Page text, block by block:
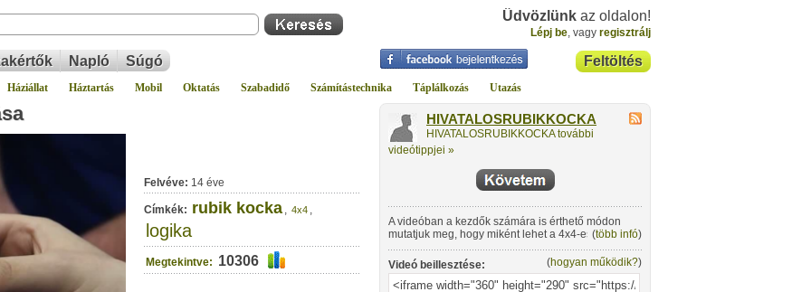
Üdvözlünk az oldalon!
Lépj be, vagy regisztrálj
Feltöltés
Napló Súgó
Háziállat Háztartás Mobil Oktatás Szabadidő Számítástechnika Táplálkozás Utazás
Felvéve: 14 éve
Címkék: rubik kocka , 4x4 ,
logika
Megtekintve: 10306
HIVATALOSRUBIKKOCKA
HIVATALOSRUBIKKOCKA további
videótippjei »
A videóban a kezdők számára is érthető módon
mutatjuk meg, hogy miként lehet a 4x4-es Rubik
Kockát kirakni.
(több infó)
Videó beillesztése: (hogyan működik?)